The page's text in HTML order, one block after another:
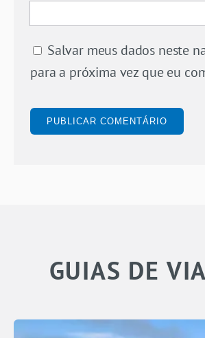
Salvar meus dados neste
para a próxima vez que eu
GUIAS DE